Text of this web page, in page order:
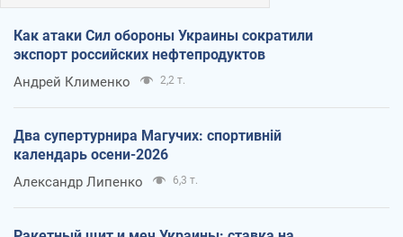
Как атаки Сил обороны Украины сократили
экспорт российских нефтепродуктов
Андрей Клименко 2,2 т.
Два супертурнира Магучих: спортивній
календарь осени-2026
Александр Липенко 6,3 т.